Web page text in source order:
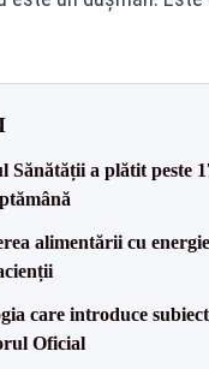
Sănătății a plătit peste
alimentării cu
care introduce
Oficial